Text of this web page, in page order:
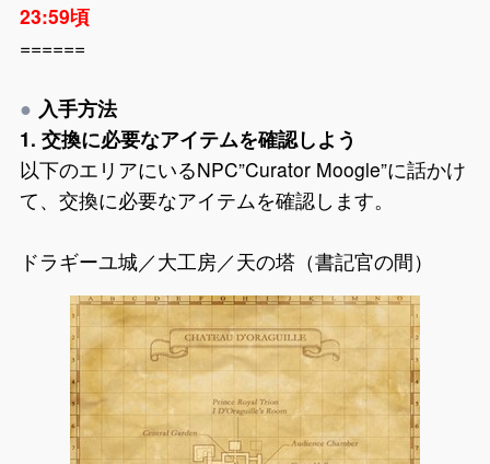
23:59頃
======
入手方法
1. 交換に必要なアイテムを確認しよう
以下のエリアにいるNPC”Curator Moogle”に話かけ
て、交換に必要なアイテムを確認します。
ドラギーユ城／大工房／天の塔（書記官の間）